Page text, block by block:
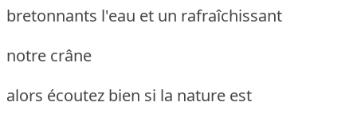
bretonnants l'eau et un rafraîchissant
notre crâne
alors écoutez bien si la nature est